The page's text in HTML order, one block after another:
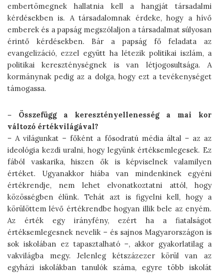
embertömegnek hallatnia kell a hangját társadalmi
kérdésekben is. A társadalomnak érdeke, hogy a hívő
emberek és a papság megszólaljon a társadalmat súlyosan
érintő kérdésekben. Bár a papság fő feladata az
evangelizáció, ezzel együtt ha létezik politikai iszlám, a
politikai kereszténységnek is van létjogosultsága. A
kormánynak pedig az a dolga, hogy ezt a tevékenységet
támogassa.
– Összefügg a keresztényellenesség a mai kor
változó értékvilágával?
– A világunkat – főként a fősodratú média által – az az
ideológia kezdi uralni, hogy legyünk értéksemlegesek. Ez
fából vaskarika, hiszen ők is képviselnek valamilyen
értéket. Ugyanakkor hiába van mindenkinek egyéni
értékrendje, nem lehet elvonatkoztatni attól, hogy
közösségben élünk. Tehát azt is figyelni kell, hogy a
körülöttem lévő értékrendbe hogyan illik bele az enyém.
Az érték egy irányfény, ezért ha a fiatalságot
értéksemlegesnek nevelik – és sajnos Magyarországon is
sok iskolában ez tapasztalható –, akkor gyakorlatilag a
vakvilágba megy. Jelenleg kétszázezer körül van az
egyházi iskolákban tanulók száma, egyre több iskolát